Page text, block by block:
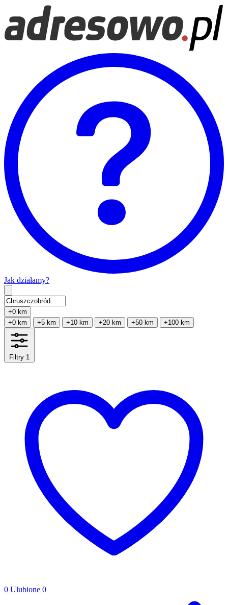
Jak działamy?
+0 km
+0 km
+5 km +10 km +20 km +50 km +100 km
Filtry 1
0 Ulubione 0